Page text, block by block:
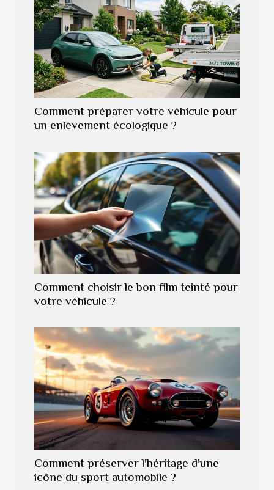
Comment préparer votre véhicule pour
un enlèvement écologique ?
Comment choisir le bon film teinté pour
votre véhicule ?
Comment préserver l'héritage d'une
icône du sport automobile ?